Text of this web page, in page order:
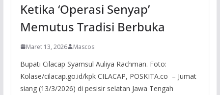
Ketika ‘Operasi Senyap’
Memutus Tradisi Berbuka
Maret 13, 2026 Mascos
Bupati Cilacap Syamsul Auliya Rachman. Foto:
Kolase/cilacap.go.id/kpk CILACAP, POSKITA.co – Jumat
siang (13/3/2026) di pesisir selatan Jawa Tengah